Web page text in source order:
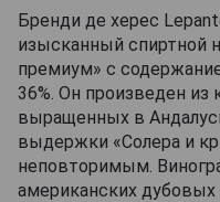
Бренди де херес
изысканный спиртной
премиум» с
36%. Он произведен
выращенных в
выдержки «Солера и
неповторимым.
американских дубовых